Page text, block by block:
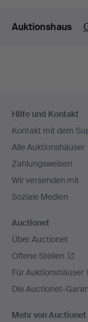
Details
Auktionshaus
Navigation
Hilfe und Kontakt
Kontakt mit dem
Alle Auktionshäuser
Zahlungsweisen
Wir versenden mit
Soziale Medien
Auctionet
Über Auctionet
Offene Stellen
Für Auktionshäuser
Die Auctionet-
Mehr von Auctionet